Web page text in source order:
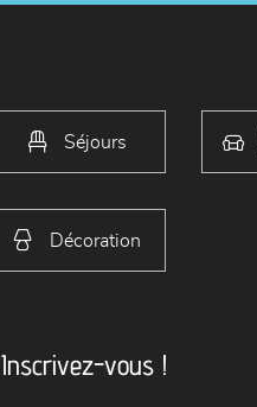
Séjours
Décoration
Inscrivez-vous !